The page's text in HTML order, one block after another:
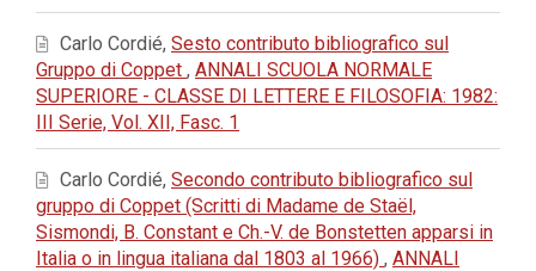
Carlo Cordié, Sesto contributo bibliografico sul
Gruppo di Coppet , ANNALI SCUOLA NORMALE
SUPERIORE - CLASSE DI LETTERE E FILOSOFIA: 1982:
III Serie, Vol. XII, Fasc. 1
Carlo Cordié, Secondo contributo bibliografico sul
gruppo di Coppet (Scritti di Madame de Staël,
Sismondi, B. Constant e Ch.-V. de Bonstetten apparsi in
Italia o in lingua italiana dal 1803 al 1966) , ANNALI